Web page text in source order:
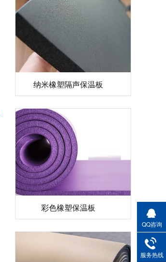
纳米橡塑隔声保温板
彩色橡塑保温板
QQ咨询
服务热线